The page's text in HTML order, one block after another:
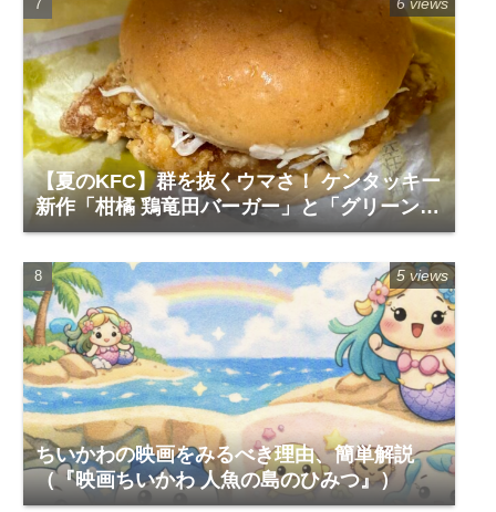
【夏のKFC】群を抜くウマさ！ ケンタッキー
新作「柑橘 鶏竜田バーガー」と「グリーンホ
ットチキン」で夏を食らう
ちいかわの映画をみるべき理由、簡単解説
（『映画ちいかわ 人魚の島のひみつ』）
5 views